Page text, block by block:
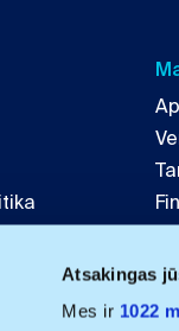
Atsakingas
Mes ir 1022